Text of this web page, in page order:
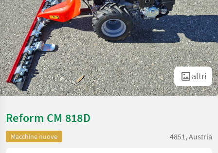
altri
Reform CM 818D
Macchine nuove 4851, Austria